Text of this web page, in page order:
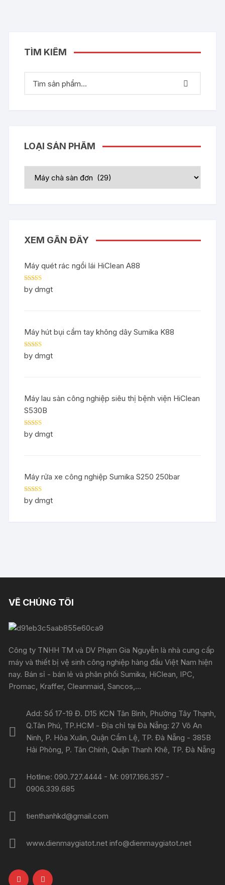
TÌM KIẾM
LOẠI SẢN PHẨM
XEM GẦN ĐÂY
Máy quét rác ngồi lái HiClean A88
Rated5out
of 5
by dmgt
Máy hút bụi cầm tay không dây Sumika K88
Rated5out
of 5
by dmgt
Máy lau sàn công nghiệp siêu thị bệnh viện HiClean
S530B
Rated5out
of 5
by dmgt
Máy rửa xe công nghiệp Sumika S250 250bar
Rated5out
of 5
by dmgt
VỀ CHÚNG TÔI
Công ty TNHH TM và DV Phạm Gia Nguyễn là nhà cung cấp
máy và thiết bị vệ sinh công nghiệp hàng đầu Việt Nam hiện
nay. Bán sỉ - bán lẻ và phân phối Sumika, HiClean, IPC,
Promac, Kraffer, Cleanmaid, Sancos,...
Add: Số 17-19 Đ. D15 KCN Tân Bình, Phường Tây Thạnh,
Q.Tân Phú, TP.HCM - Địa chỉ tại Đà Nẵng: 27 Võ An
Ninh, P. Hòa Xuân, Quận Cẩm Lệ, TP. Đà Nẵng - 385B
Hải Phòng, P. Tân Chính, Quận Thanh Khê, TP. Đà Nẵng
Hotline: 090.727.4444 - M: 0917.166.357 -
0906.339.685
tienthanhkd@gmail.com
www.dienmaygiatot.net info@dienmaygiatot.net